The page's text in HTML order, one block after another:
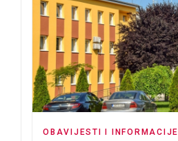
OBAVIJESTI I INFORMACIJE